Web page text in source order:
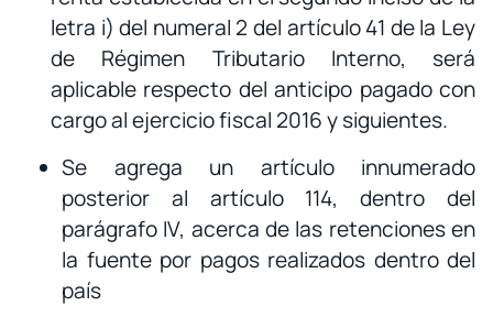
letra i) del numeral 2 del artículo 41 de la Ley
de Régimen Tributario Interno, será
aplicable respecto del anticipo pagado con
cargo al ejercicio fiscal 2016 y siguientes.
Se agrega un artículo innumerado
posterior al artículo 114, dentro del
parágrafo IV, acerca de las retenciones en
la fuente por pagos realizados dentro del
país